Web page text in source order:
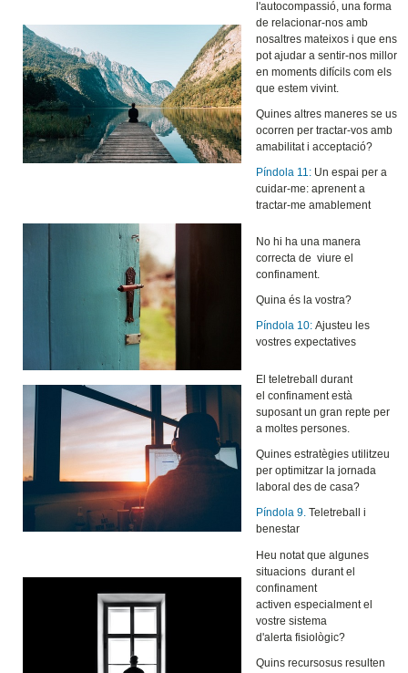
l'autocompassió, una forma
de relacionar-nos amb
nosaltres mateixos i que ens
pot ajudar a sentir-nos millor
en moments difícils com els
que estem vivint.
Quines altres maneres se us
ocorren per tractar-vos amb
amabilitat i acceptació?
Píndola 11: Un espai per a
cuidar-me: aprenent a
tractar-me amablement
No hi ha una manera
correcta de viure el
confinament.
Quina és la vostra?
Píndola 10:Ajusteu les
vostres expectatives
El teletreball durant
el confinament està
suposant un gran repte per
a moltes persones.
Quines estratègies utilitzeu
per optimitzar la jornada
laboral des de casa?
Píndola 9.Teletreball i
benestar
Heu notat que algunes
situacions durant el
confinament
activen especialment el
vostre sistema
d'alerta fisiològic?
Quins recursosus resulten